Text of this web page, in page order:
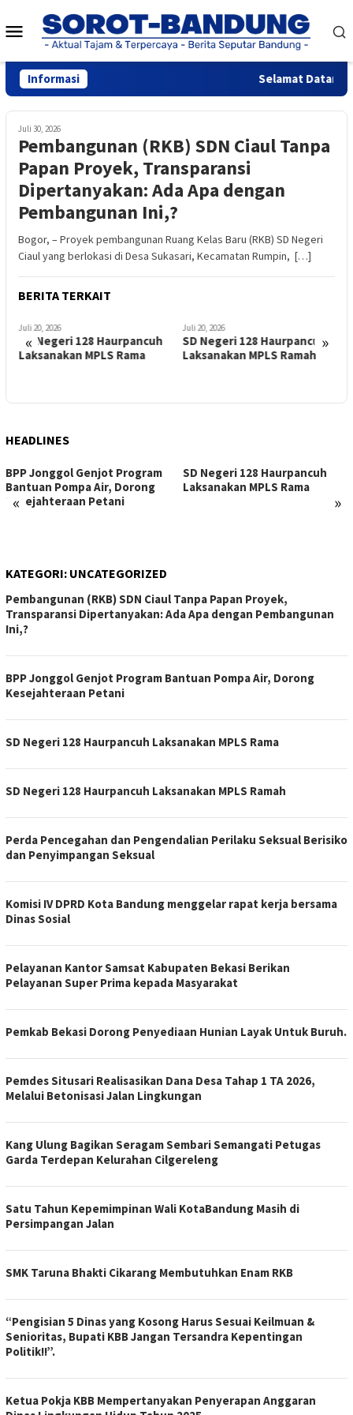
ke
konten
Menu
Mobile
Informasi Selamat Datang
Juli 30, 2026
Pembangunan (RKB) SDN Ciaul Tanpa
Papan Proyek, Transparansi
Dipertanyakan: Ada Apa dengan
Pembangunan Ini,?
Bogor, – Proyek pembangunan Ruang Kelas Baru (RKB) SD Negeri
Ciaul yang berlokasi di Desa Sukasari, Kecamatan Rumpin, […]
BERITA TERKAIT
« »
Juli 20, 2026
SD Negeri 128 Haurpancuh
Laksanakan MPLS Rama
Juli 20, 2026
SD Negeri 128 Haurpancuh
Laksanakan MPLS Ramah
HEADLINES
« »
BPP Jonggol Genjot Program
Bantuan Pompa Air, Dorong
Kesejahteraan Petani
SD Negeri 128 Haurpancuh
Laksanakan MPLS Rama
KATEGORI: UNCATEGORIZED
Pembangunan (RKB) SDN Ciaul Tanpa Papan Proyek,
Transparansi Dipertanyakan: Ada Apa dengan Pembangunan
Ini,?
BPP Jonggol Genjot Program Bantuan Pompa Air, Dorong
Kesejahteraan Petani
SD Negeri 128 Haurpancuh Laksanakan MPLS Rama
SD Negeri 128 Haurpancuh Laksanakan MPLS Ramah
Perda Pencegahan dan Pengendalian Perilaku Seksual Berisiko
dan Penyimpangan Seksual
Komisi IV DPRD Kota Bandung menggelar rapat kerja bersama
Dinas Sosial
Pelayanan Kantor Samsat Kabupaten Bekasi Berikan
Pelayanan Super Prima kepada Masyarakat
Pemkab Bekasi Dorong Penyediaan Hunian Layak Untuk Buruh.
Pemdes Situsari Realisasikan Dana Desa Tahap 1 TA 2026,
Melalui Betonisasi Jalan Lingkungan
Kang Ulung Bagikan Seragam Sembari Semangati Petugas
Garda Terdepan Kelurahan Cilgereleng
Satu Tahun Kepemimpinan Wali KotaBandung Masih di
Persimpangan Jalan
SMK Taruna Bhakti Cikarang Membutuhkan Enam RKB
“Pengisian 5 Dinas yang Kosong Harus Sesuai Keilmuan &
Senioritas, Bupati KBB Jangan Tersandra Kepentingan
Politik!!”.
Ketua Pokja KBB Mempertanyakan Penyerapan Anggaran